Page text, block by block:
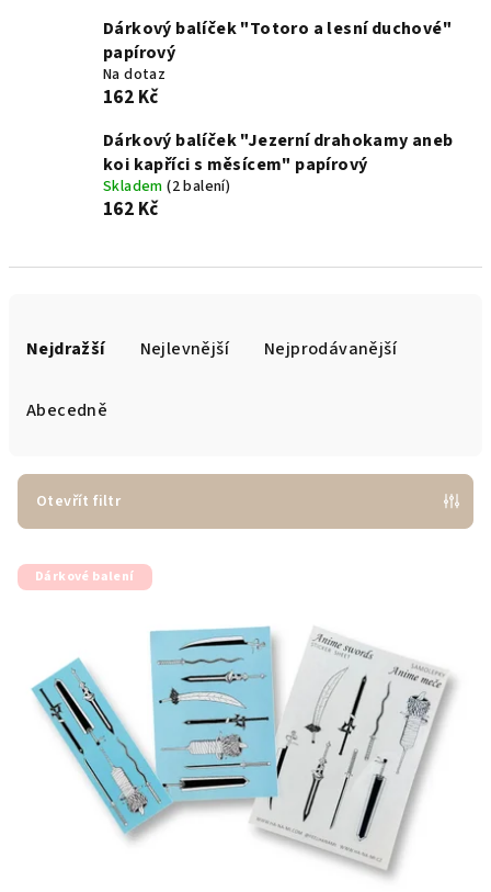
Dárkový balíček "Totoro a lesní duchové"
papírový
Na dotaz
162 Kč
Dárkový balíček "Jezerní drahokamy aneb
koi kapříci s měsícem" papírový
Skladem(2 balení)
162 Kč
r
o
d
Nejdražší Nejlevnější Nejprodávanější
Abecedně
Otevřít filtr
V
ý
Dárkové balení